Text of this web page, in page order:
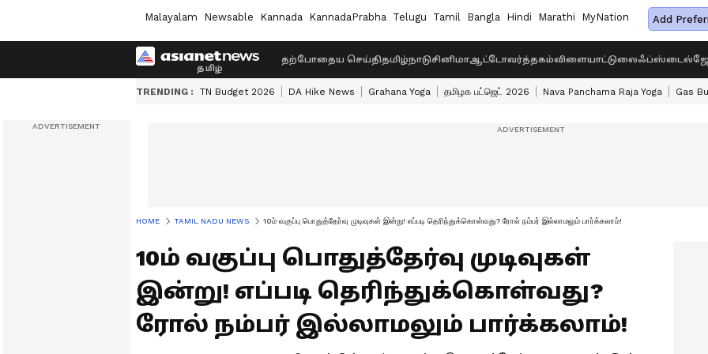
Malayalam Newsable Kannada KannadaPrabha Telugu Tamil Bangla Hindi Marathi MyNation Add
தற்போதைய செய்திதமிழ்நாடுசினிமாஆட்டோவர்த்தகம்விளையாட்டுலைஃப்ஸ்டைல்
TRENDING : TN Budget 2026 DA Hike News Grahana Yoga தமிழக பட்ஜெட் 2026 Nava Panchama Raja Yoga Gas
HOME TAMIL NADU NEWS 10ம் வகுப்பு பொதுத்தேர்வு முடிவுகள் இன்று! எப்படி தெரிந்துக்கொள்வது? ரோல் நம்பர் இல்லாமலும் பார்க்கலாம்!
10ம் வகுப்பு பொதுத்தேர்வு முடிவுகள்
இன்று! எப்படி தெரிந்துக்கொள்வது?
ரோல் நம்பர் இல்லாமலும் பார்க்கலாம்!